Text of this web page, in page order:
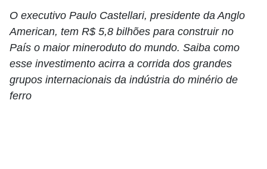
O executivo Paulo Castellari, presidente da Anglo
American, tem R$ 5,8 bilhões para construir no
País o maior mineroduto do mundo. Saiba como
esse investimento acirra a corrida dos grandes
grupos internacionais da indústria do minério de
ferro